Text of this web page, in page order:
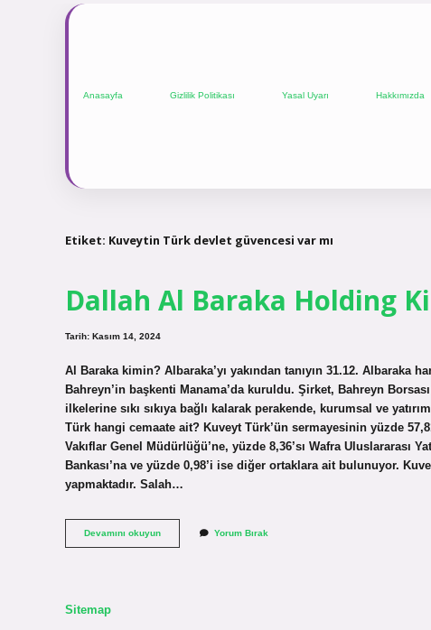
Anasayfa Gizlilik Politikası Yasal Uyarı Hakkımızda
Etiket: Kuveytin Türk devlet güvencesi var mı
Dallah Al Baraka Holding
Tarih: Kasım 14, 2024
Al Baraka kimin? Albaraka’yı yakından tanıyın 31.12. Albaraka
Bahreyn’in başkenti Manama’da kuruldu. Şirket, Bahreyn
ilkelerine sıkı sıkıya bağlı kalarak perakende, kurumsal ve
Türk hangi cemaate ait? Kuveyt Türk’ün sermayesinin yüzde
Vakıflar Genel Müdürlüğü’ne, yüzde 8,36’sı Wafra Uluslararası
Bankası’na ve yüzde 0,98’i ise diğer ortaklara ait bulunuyor.
yapmaktadır. Salah…
Devamını okuyunDallah
Al
Yorum Bırak
Sitemap